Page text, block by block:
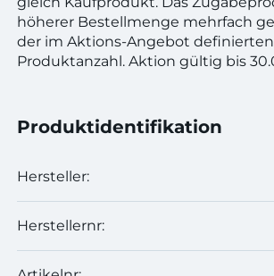
höherer Bestellmenge mehrfach
der im Aktions-Angebot definierten
Produktanzahl. Aktion gültig bis
Produktidentifikation
Hersteller:
Herstellernr: